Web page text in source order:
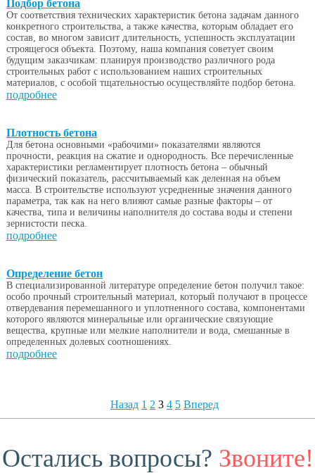
Подбор бетона
От соответствия технических характеристик бетона задачам данного
конкретного строительства, а также качества, которым обладает его
состав, во многом зависит длительность, успешность эксплуатации
строящегося объекта. Поэтому, наша компания советует своим
будущим заказчикам: планируя производство различного рода
строительных работ с использованием наших строительных
материалов, с особой тщательностью осуществляйте подбор бетона.
подробнее
Плотность бетона
Для бетона основными «рабочими» показателями являются
прочности, реакция на сжатие и однородность. Все перечисленные
характеристики регламентирует плотность бетона – обычный
физический показатель, рассчитываемый как деленная на объем
масса. В строительстве используют усредненные значения данного
параметра, так как на него влияют самые разные факторы – от
качества, типа и величины наполнителя до состава воды и степени
зернистости песка.
подробнее
Определение бетон
В специализированной литературе определение бетон получил такое:
особо прочный строительный материал, который получают в процессе
отвердевания перемешанного и уплотненного состава, компонентами
которого являются минеральные или органические связующие
вещества, крупные или мелкие наполнители и вода, смешанные в
определенных долевых соотношениях.
подробнее
Назад 1 2 3 4 5 Вперед
Остались вопросы? Звоните!